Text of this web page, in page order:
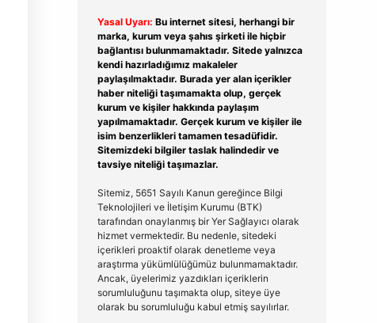
Yasal Uyarı: Bu internet sitesi, herhangi bir
marka, kurum veya şahıs şirketi ile hiçbir
bağlantısı bulunmamaktadır. Sitede yalnızca
kendi hazırladığımız makaleler
paylaşılmaktadır. Burada yer alan içerikler
haber niteliği taşımamakta olup, gerçek
kurum ve kişiler hakkında paylaşım
yapılmamaktadır. Gerçek kurum ve kişiler ile
isim benzerlikleri tamamen tesadüfidir.
Sitemizdeki bilgiler taslak halindedir ve
tavsiye niteliği taşımazlar.
Sitemiz, 5651 Sayılı Kanun gereğince Bilgi
Teknolojileri ve İletişim Kurumu (BTK)
tarafından onaylanmış bir Yer Sağlayıcı olarak
hizmet vermektedir. Bu nedenle, sitedeki
içerikleri proaktif olarak denetleme veya
araştırma yükümlülüğümüz bulunmamaktadır.
Ancak, üyelerimiz yazdıkları içeriklerin
sorumluluğunu taşımakta olup, siteye üye
olarak bu sorumluluğu kabul etmiş sayılırlar.